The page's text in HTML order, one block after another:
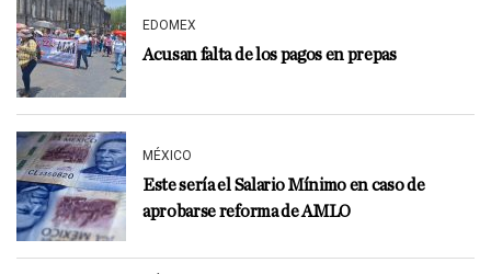
EDOMEX
Acusan falta de los pagos en prepas
MÉXICO
Este sería el Salario Mínimo en caso de
aprobarse reforma de AMLO